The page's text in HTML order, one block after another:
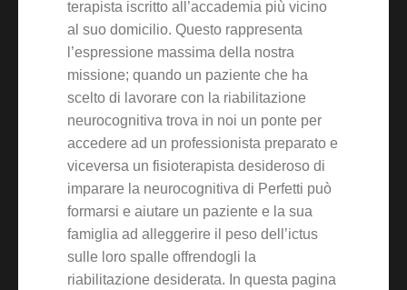
terapista iscritto all’accademia più vicino
al suo domicilio. Questo rappresenta
l’espressione massima della nostra
missione; quando un paziente che ha
scelto di lavorare con la riabilitazione
neurocognitiva trova in noi un ponte per
accedere ad un professionista preparato e
viceversa un fisioterapista desideroso di
imparare la neurocognitiva di Perfetti può
formarsi e aiutare un paziente e la sua
famiglia ad alleggerire il peso dell’ictus
sulle loro spalle offrendogli la
riabilitazione desiderata. In questa pagina